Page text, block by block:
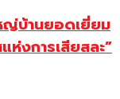
ญ่บ้านยอดเยี่ยม
งการเสียสละ”